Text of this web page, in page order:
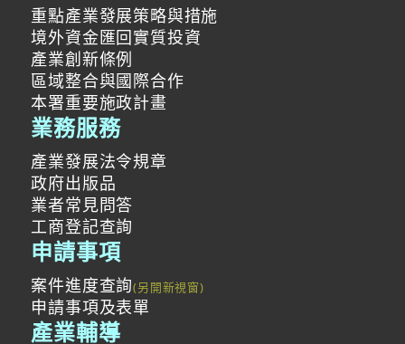
重點產業發展策略與措施
境外資金匯回實質投資
產業創新條例
區域整合與國際合作
本署重要施政計畫
業務服務
產業發展法令規章
政府出版品
業者常見問答
工商登記查詢
申請事項
案件進度查詢
申請事項及表單
產業輔導